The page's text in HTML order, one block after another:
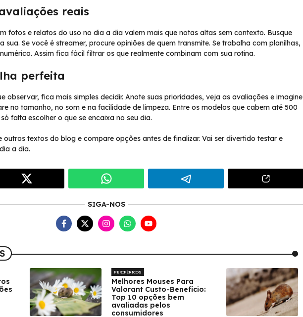
reais
fotos e relatos do uso no dia a dia valem mais que notas altas sem contexto. Busque
sua. Se você é streamer, procure opiniões de quem transmite. Se trabalha com planilhas,
Assim fica fácil filtrar os que realmente combinam com sua rotina.
perfeita
observar, fica mais simples decidir. Anote suas prioridades, veja as avaliações e imagine
no tamanho, no som e na facilidade de limpeza. Entre os modelos que cabem até 500
falta escolher o que se encaixa no seu dia.
outros textos do blog e compare opções antes de finalizar. Vai ser divertido testar e
a dia.
SIGA-NOS
PERIFÉRICOS
Melhores Mouses Para
Valorant Custo-Benefício:
Top 10 opções bem
avaliadas pelos
consumidores